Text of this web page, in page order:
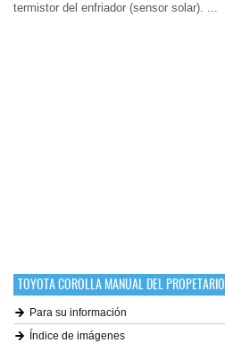
termistor del enfriador (sensor solar). ...
TOYOTA COROLLA MANUAL DEL PROPETARIO
Para su información
Índice de imágenes